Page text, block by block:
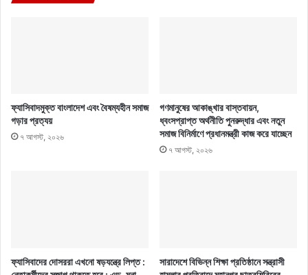
ফ্যাসিবাদমুক্ত বাংলাদেশ এবং বৈষম্যহীন সমাজ
গড়ার প্রত্যয়
৭ আগস্ট, ২০২৬
গণমানুষের আকাঙ্খার বাস্তবায়ন,
ধ্বংসপ্রাপ্ত অর্থনীতি পুনরুদ্ধার এবং নতুন
সমাজ বিনির্মাণে প্রধানমন্ত্রী কাজ করে যাচ্ছেন
৭ আগস্ট, ২০২৬
ফ্যাসিবাদের দোসররা এখনো ষড়যন্ত্রে লিপ্ত :
সারাদেশে বিভিন্ন শিক্ষা প্রতিষ্ঠানে সন্ত্রাসী